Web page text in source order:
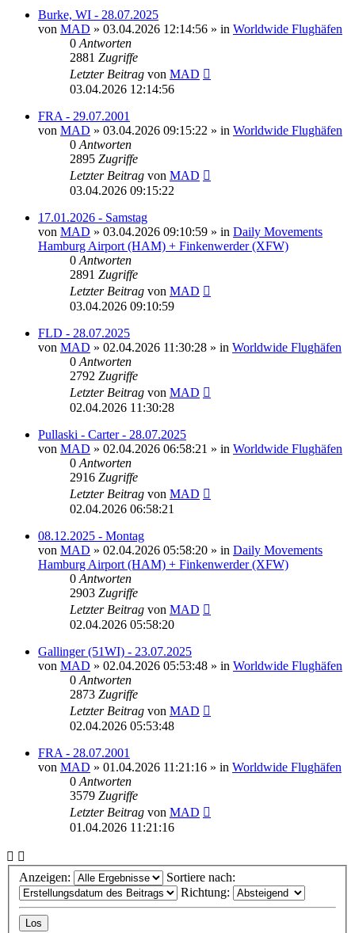
Burke, WI - 28.07.2025
von MAD » 03.04.2026 12:14:56 » in Worldwide Flughäfen
0 Antworten
2881 Zugriffe
Letzter Beitrag von MAD
03.04.2026 12:14:56
FRA - 29.07.2001
von MAD » 03.04.2026 09:15:22 » in Worldwide Flughäfen
0 Antworten
2895 Zugriffe
Letzter Beitrag von MAD
03.04.2026 09:15:22
17.01.2026 - Samstag
von MAD » 03.04.2026 09:10:59 » in Daily Movements
Hamburg Airport (HAM) + Finkenwerder (XFW)
0 Antworten
2891 Zugriffe
Letzter Beitrag von MAD
03.04.2026 09:10:59
FLD - 28.07.2025
von MAD » 02.04.2026 11:30:28 » in Worldwide Flughäfen
0 Antworten
2792 Zugriffe
Letzter Beitrag von MAD
02.04.2026 11:30:28
Pullaski - Carter - 28.07.2025
von MAD » 02.04.2026 06:58:21 » in Worldwide Flughäfen
0 Antworten
2916 Zugriffe
Letzter Beitrag von MAD
02.04.2026 06:58:21
08.12.2025 - Montag
von MAD » 02.04.2026 05:58:20 » in Daily Movements
Hamburg Airport (HAM) + Finkenwerder (XFW)
0 Antworten
2903 Zugriffe
Letzter Beitrag von MAD
02.04.2026 05:58:20
Gallinger (51WI) - 23.07.2025
von MAD » 02.04.2026 05:53:48 » in Worldwide Flughäfen
0 Antworten
2873 Zugriffe
Letzter Beitrag von MAD
02.04.2026 05:53:48
FRA - 28.07.2001
von MAD » 01.04.2026 11:21:16 » in Worldwide Flughäfen
0 Antworten
3579 Zugriffe
Letzter Beitrag von MAD
01.04.2026 11:21:16
Anzeigen:
Sortiere nach:
Richtung: